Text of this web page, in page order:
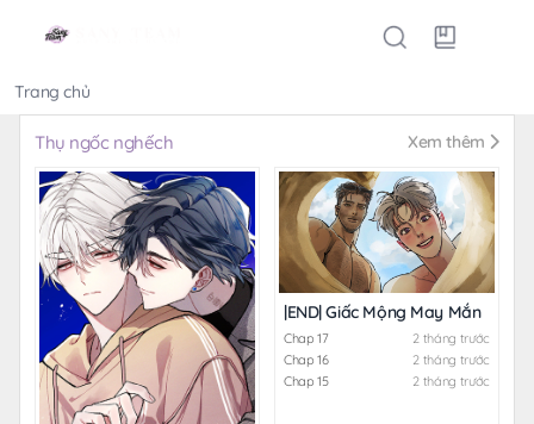
Trang chủ
Thụ ngốc nghếch Xem thêm
|END| Giấc Mộng May Mắn
Chap 17
2 tháng trước
Chap 16
2 tháng trước
Chap 15
2 tháng trước